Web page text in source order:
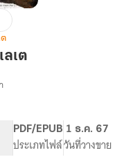
ลเต
PDF/EPUB
ประเภทไฟล์
1 ธ.ค. 67
วันที่วางขาย